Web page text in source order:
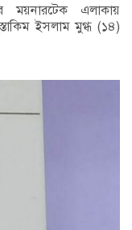
ময়নারটেক এলাকায়
ইসলাম মুগ্ধ (১৪)